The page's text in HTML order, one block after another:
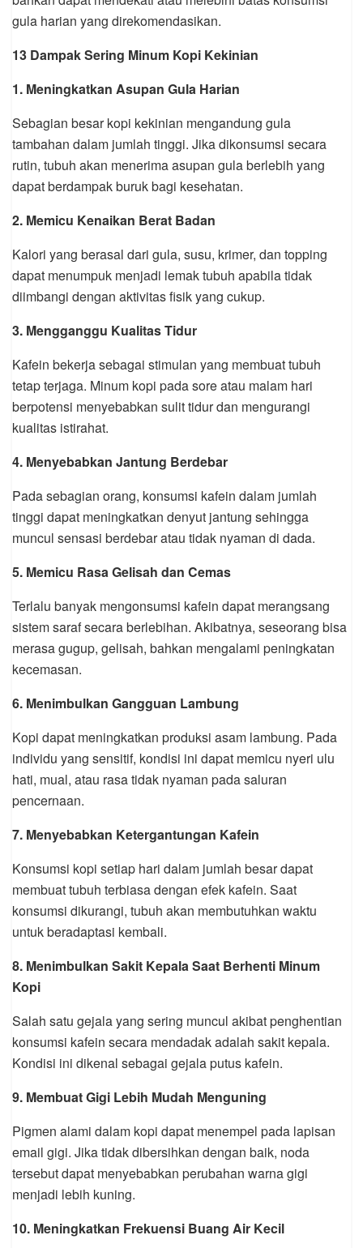
gula harian yang direkomendasikan.
13 Dampak Sering Minum Kopi Kekinian
1. Meningkatkan Asupan Gula Harian
Sebagian besar kopi kekinian mengandung gula
tambahan dalam jumlah tinggi. Jika dikonsumsi secara
rutin, tubuh akan menerima asupan gula berlebih yang
dapat berdampak buruk bagi kesehatan.
2. Memicu Kenaikan Berat Badan
Kalori yang berasal dari gula, susu, krimer, dan topping
dapat menumpuk menjadi lemak tubuh apabila tidak
diimbangi dengan aktivitas fisik yang cukup.
3. Mengganggu Kualitas Tidur
Kafein bekerja sebagai stimulan yang membuat tubuh
tetap terjaga. Minum kopi pada sore atau malam hari
berpotensi menyebabkan sulit tidur dan mengurangi
kualitas istirahat.
4. Menyebabkan Jantung Berdebar
Pada sebagian orang, konsumsi kafein dalam jumlah
tinggi dapat meningkatkan denyut jantung sehingga
muncul sensasi berdebar atau tidak nyaman di dada.
5. Memicu Rasa Gelisah dan Cemas
Terlalu banyak mengonsumsi kafein dapat merangsang
sistem saraf secara berlebihan. Akibatnya, seseorang bisa
merasa gugup, gelisah, bahkan mengalami peningkatan
kecemasan.
6. Menimbulkan Gangguan Lambung
Kopi dapat meningkatkan produksi asam lambung. Pada
individu yang sensitif, kondisi ini dapat memicu nyeri ulu
hati, mual, atau rasa tidak nyaman pada saluran
pencernaan.
7. Menyebabkan Ketergantungan Kafein
Konsumsi kopi setiap hari dalam jumlah besar dapat
membuat tubuh terbiasa dengan efek kafein. Saat
konsumsi dikurangi, tubuh akan membutuhkan waktu
untuk beradaptasi kembali.
8. Menimbulkan Sakit Kepala Saat Berhenti Minum
Kopi
Salah satu gejala yang sering muncul akibat penghentian
konsumsi kafein secara mendadak adalah sakit kepala.
Kondisi ini dikenal sebagai gejala putus kafein.
9. Membuat Gigi Lebih Mudah Menguning
Pigmen alami dalam kopi dapat menempel pada lapisan
email gigi. Jika tidak dibersihkan dengan baik, noda
tersebut dapat menyebabkan perubahan warna gigi
menjadi lebih kuning.
10. Meningkatkan Frekuensi Buang Air Kecil